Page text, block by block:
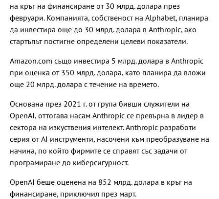
на кръг на финансиране от 30 млрд. долара през
февруари. Компанията, собственост на Alphabet, планира
да инвестира още до 30 млрд. долара в Anthropic, ако
стартъпът постигне определени целеви показатели.
Amazon.com също инвестира 5 млрд. долара в Anthropic
при оценка от 350 млрд. долара, като планира да вложи
още 20 млрд. долара с течение на времето.
Основана през 2021 г. от група бивши служители на
OpenAI, оттогава насам Anthropic се превърна в лидер в
сектора на изкуствения интелект. Anthropic разработи
серия от AI инструменти, насочени към преобразуване на
начина, по който фирмите се справят със задачи от
програмиране до киберсигурност.
OpenAI беше оценена на 852 млрд. долара в кръг на
финансиране, приключил през март.